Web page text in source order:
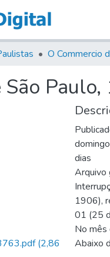
O Commercio
(2,86
dias
Arquivo
1906),
01 (25
No
Abaixo